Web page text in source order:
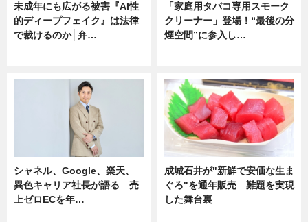
未成年にも広がる被害『AI性
的ディープフェイク』は法律
で裁けるのか│弁…
「家庭用タバコ専用スモーク
クリーナー」登場！“最後の分
煙空間”に参入し…
シャネル、Google、楽天、
異色キャリア社長が語る 売
上ゼロECを年…
成城石井が"新鮮で安価な生ま
ぐろ"を通年販売 難題を実現
した舞台裏